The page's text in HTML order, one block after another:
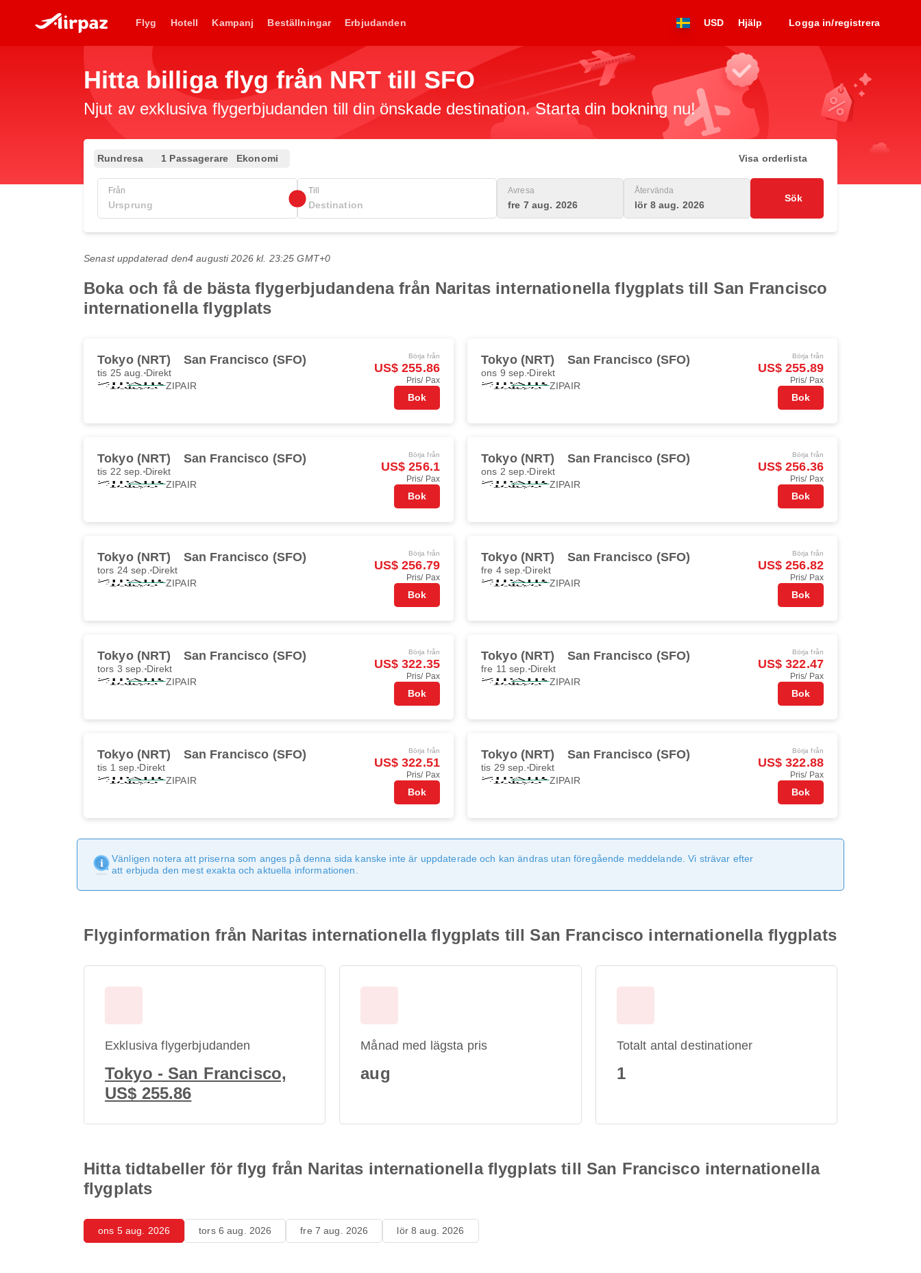
Flyg Hotell Kampanj Beställningar Erbjudanden USD Hjälp Logga in/registrera
Hitta billiga flyg från NRT till SFO
Njut av exklusiva flygerbjudanden till din önskade destination. Starta din bokning nu!
Rundresa 1 Passagerare Ekonomi Visa orderlista
Från Till Avresa
fre 7 aug. 2026
Återvända
lör 8 aug. 2026
Sök
Senast uppdaterad den4 augusti 2026 kl. 23:25 GMT+0
Boka och få de bästa flygerbjudandena från Naritas internationella flygplats till San Francisco
internationella flygplats
Tokyo (NRT) San Francisco (SFO)
tis 25 aug. Direkt
ZIPAIR
Börja från
US$ 255.86
Pris/ Pax
Bok
Tokyo (NRT) San Francisco (SFO)
ons 9 sep. Direkt
ZIPAIR
Börja från
US$ 255.89
Pris/ Pax
Bok
Tokyo (NRT) San Francisco (SFO)
tis 22 sep. Direkt
ZIPAIR
Börja från
US$ 256.1
Pris/ Pax
Bok
Tokyo (NRT) San Francisco (SFO)
ons 2 sep. Direkt
ZIPAIR
Börja från
US$ 256.36
Pris/ Pax
Bok
Tokyo (NRT) San Francisco (SFO)
tors 24 sep. Direkt
ZIPAIR
Börja från
US$ 256.79
Pris/ Pax
Bok
Tokyo (NRT) San Francisco (SFO)
fre 4 sep. Direkt
ZIPAIR
Börja från
US$ 256.82
Pris/ Pax
Bok
Tokyo (NRT) San Francisco (SFO)
tors 3 sep. Direkt
ZIPAIR
Börja från
US$ 322.35
Pris/ Pax
Bok
Tokyo (NRT) San Francisco (SFO)
fre 11 sep. Direkt
ZIPAIR
Börja från
US$ 322.47
Pris/ Pax
Bok
Tokyo (NRT) San Francisco (SFO)
tis 1 sep. Direkt
ZIPAIR
Börja från
US$ 322.51
Pris/ Pax
Bok
Tokyo (NRT) San Francisco (SFO)
tis 29 sep. Direkt
ZIPAIR
Börja från
US$ 322.88
Pris/ Pax
Bok
Vänligen notera att priserna som anges på denna sida kanske inte är uppdaterade och kan ändras utan föregående meddelande. Vi strävar efter
att erbjuda den mest exakta och aktuella informationen.
Flyginformation från Naritas internationella flygplats till San Francisco internationella flygplats
Exklusiva flygerbjudanden
Tokyo - San Francisco,
US$ 255.86
Månad med lägsta pris
aug
Totalt antal destinationer
1
Hitta tidtabeller för flyg från Naritas internationella flygplats till San Francisco internationella
flygplats
ons 5 aug. 2026 tors 6 aug. 2026 fre 7 aug. 2026 lör 8 aug. 2026